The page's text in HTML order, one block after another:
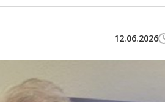
12.06.2026